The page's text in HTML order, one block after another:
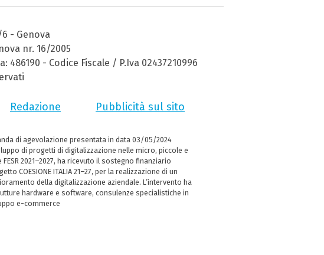
- Genova
nr. 16/2005
- Codice Fiscale / P.Iva 02437210996
Redazione Pubblicità sul sito
di agevolazione presentata in data 03/05/2024
di progetti di digitalizzazione nelle micro, piccole e
2021–2027, ha ricevuto il sostegno finanziario
COESIONE ITALIA 21–27, per la realizzazione di un
della digitalizzazione aziendale. L’intervento ha
hardware e software, consulenze specialistiche in
e-commerce